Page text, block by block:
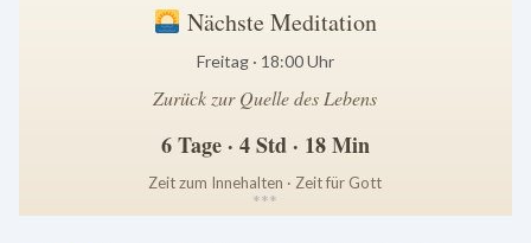
Nächste Meditation
Freitag · 18:00 Uhr
Zurück zur Quelle des Lebens
6 Tage · 4 Std · 18 Min
Zeit zum Innehalten · Zeit für Gott
***